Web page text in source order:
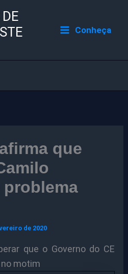
Conheça
que
de 2020
que o Governo do CE
no motim